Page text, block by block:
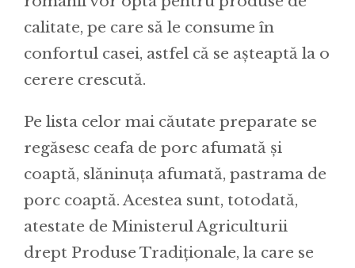
calitate, pe care să le consume în
confortul casei, astfel că se așteaptă la o
cerere crescută.
Pe lista celor mai căutate preparate se
regăsesc ceafa de porc afumată și
coaptă, slăninuța afumată, pastrama de
porc coaptă. Acestea sunt, totodată,
atestate de Ministerul Agriculturii
drept Produse Tradiționale, la care se